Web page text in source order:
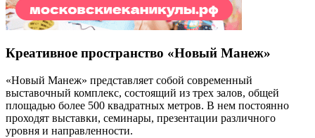
Креативное пространство «Новый Манеж»
«Новый Манеж» представляет собой современный
выставочный комплекс, состоящий из трех залов, общей
площадью более 500 квадратных метров. В нем постоянно
проходят выставки, семинары, презентации различного
уровня и направленности.